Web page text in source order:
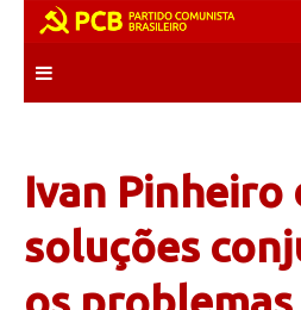
content
Ivan Pinheiro
soluções